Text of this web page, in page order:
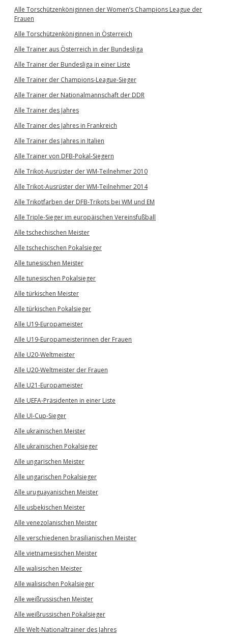
Alle Torschützenköniginnen der Women’s Champions League der
Frauen
Alle Torschützenköniginnen in Österreich
Alle Trainer aus Österreich in der Bundesliga
Alle Trainer der Bundesliga in einer Liste
Alle Trainer der Champions-League-Sieger
Alle Trainer der Nationalmannschaft der DDR
Alle Trainer des Jahres
Alle Trainer des Jahres in Frankreich
Alle Trainer des Jahres in Italien
Alle Trainer von DFB-Pokal-Siegern
Alle Trikot-Ausrüster der WM-Teilnehmer 2010
Alle Trikot-Ausrüster der WM-Teilnehmer 2014
Alle Trikotfarben der DFB-Trikots bei WM und EM
Alle Triple-Sieger im europäischen Vereinsfußball
Alle tschechischen Meister
Alle tschechischen Pokalsieger
Alle tunesischen Meister
Alle tunesischen Pokalsieger
Alle türkischen Meister
Alle türkischen Pokalsieger
Alle U19-Europameister
Alle U19-Europameisterinnen der Frauen
Alle U20-Weltmeister
Alle U20-Weltmeister der Frauen
Alle U21-Europameister
Alle UEFA-Präsidenten in einer Liste
Alle UI-Cup-Sieger
Alle ukrainischen Meister
Alle ukrainischen Pokalsieger
Alle ungarischen Meister
Alle ungarischen Pokalsieger
Alle uruguayanischen Meister
Alle usbekischen Meister
Alle venezolanischen Meister
Alle verschiedenen brasilianischen Meister
Alle vietnamesischen Meister
Alle walisischen Meister
Alle walisischen Pokalsieger
Alle weißrussischen Meister
Alle weißrussischen Pokalsieger
Alle Welt-Nationaltrainer des Jahres